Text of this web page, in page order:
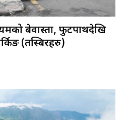
बेवास्ता, फुटपाथदेखि
(तस्बिरहरु)